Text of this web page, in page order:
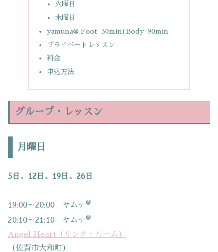
火曜日
木曜日
yamuna® Foot-30mini Body-90min
プライベートレッスン
料金
申込方法
グループ・レッスン
月曜日
5日、12日、19日、26日
19:00～20:00 ヤムナ®
20:10～21:10 ヤムナ®
Angel Heart（リンク・ルーム）
（佐賀市大和町）